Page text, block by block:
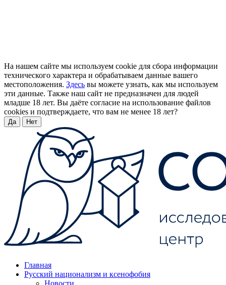
На нашем сайте мы используем cookie для сбора информации
технического характера и обрабатываем данные вашего
местоположения. Здесь вы можете узнать, как мы используем
эти данные. Также наш сайт не предназначен для людей
младше 18 лет. Вы даёте согласие на использование файлов
cookies и подтверждаете, что вам не менее 18 лет?
Да Нет
Главная
Русский национализм и ксенофобия